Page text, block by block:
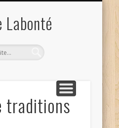
Labonté
traditions